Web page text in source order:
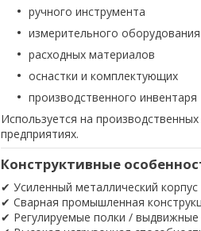
ручного инструмента
измерительного оборудования
расходных материалов
оснастки и комплектующих
производственного инвентаря
Используется на
предприятиях.
Конструктивные
✔ Усиленный металлический корпус
✔ Сварная промышленная
✔ Регулируемые полки /